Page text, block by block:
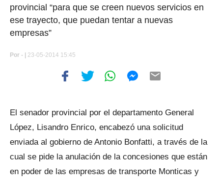
provincial “para que se creen nuevos servicios en
ese trayecto, que puedan tentar a nuevas
empresas”
Por - | 23-05-2014 15:45
El senador provincial por el departamento General
López, Lisandro Enrico, encabezó una solicitud
enviada al gobierno de Antonio Bonfatti, a través de la
cual se pide la anulación de la concesiones que están
en poder de las empresas de transporte Monticas y